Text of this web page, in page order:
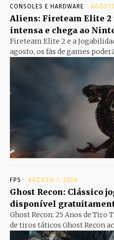
CONSOLES E HARDWARE
Aliens: Fireteam Elite
intensa e chega ao
Fireteam Elite 2 e a
agosto, os fãs de games
FPS AGOSTO 7, 2026
Ghost Recon: Clássico
disponível
Ghost Recon: 25 Anos de
de tiros táticos Ghost Recon